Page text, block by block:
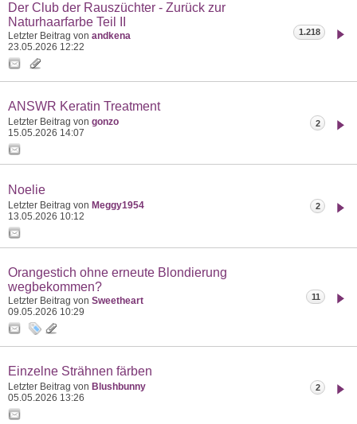
Der Club der Rauszüchter - Zurück zur
Naturhaarfarbe Teil II
Letzter Beitrag von andkena
23.05.2026 12:22
1.218
ANSWR Keratin Treatment
Letzter Beitrag von gonzo
15.05.2026 14:07
2
Noelie
Letzter Beitrag von Meggy1954
13.05.2026 10:12
2
Orangestich ohne erneute Blondierung
wegbekommen?
Letzter Beitrag von Sweetheart
09.05.2026 10:29
11
Einzelne Strähnen färben
Letzter Beitrag von Blushbunny
05.05.2026 13:26
2